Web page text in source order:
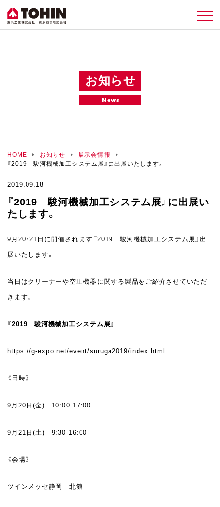
お知らせ
News
HOME お知らせ
展示会情報
『2019 駿河機械加工システム展』に出展いたします。
『2019 駿河機械加工システム展』に出展い
たします。
2019.09.18
9月20・21日に開催されます『2019 駿河機械加工システム展』出
展いたします。
当日はクリーナーや空圧機器に関する製品をご紹介させていただ
きます。
『2019 駿河機械加工システム展』
https://g-expo.net/event/suruga2019/index.html
《日時》
9月20日(金) 10:00-17:00
9月21日(土) 9:30-16:00
《会場》
ツインメッセ静岡 北館